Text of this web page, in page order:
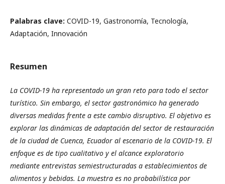
Palabras clave: COVID-19, Gastronomía, Tecnología,
Adaptación, Innovación
Resumen
La COVID-19 ha representado un gran reto para todo el sector
turístico. Sin embargo, el sector gastronómico ha generado
diversas medidas frente a este cambio disruptivo. El objetivo es
explorar las dinámicas de adaptación del sector de restauración
de la ciudad de Cuenca, Ecuador al escenario de la COVID-19. El
enfoque es de tipo cualitativo y el alcance exploratorio
mediante entrevistas semiestructuradas a establecimientos de
alimentos y bebidas. La muestra es no probabilística por